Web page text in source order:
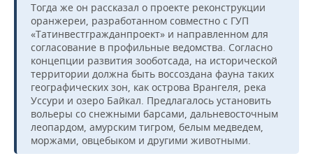
Тогда же он рассказал о проекте реконструкции
оранжереи, разработанном совместно с ГУП
«Татинвестгражданпроект» и направленном для
согласование в профильные ведомства. Согласно
концепции развития зооботсада, на исторической
территории должна быть воссоздана фауна таких
географических зон, как острова Врангеля, река
Уссури и озеро Байкал. Предлагалось установить
вольеры со снежными барсами, дальневосточным
леопардом, амурским тигром, белым медведем,
моржами, овцебыком и другими животными.